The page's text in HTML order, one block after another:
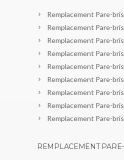
Remplacement Pare-
Remplacement Pare-
Remplacement Pare-
Remplacement Pare-
Remplacement Pare-
Remplacement Pare-
Remplacement Pare-
Remplacement Pare-
Remplacement Pare-
REMPLACEMENT